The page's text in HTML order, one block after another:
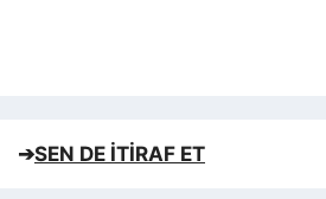
➔SEN DE İTİRAF ET